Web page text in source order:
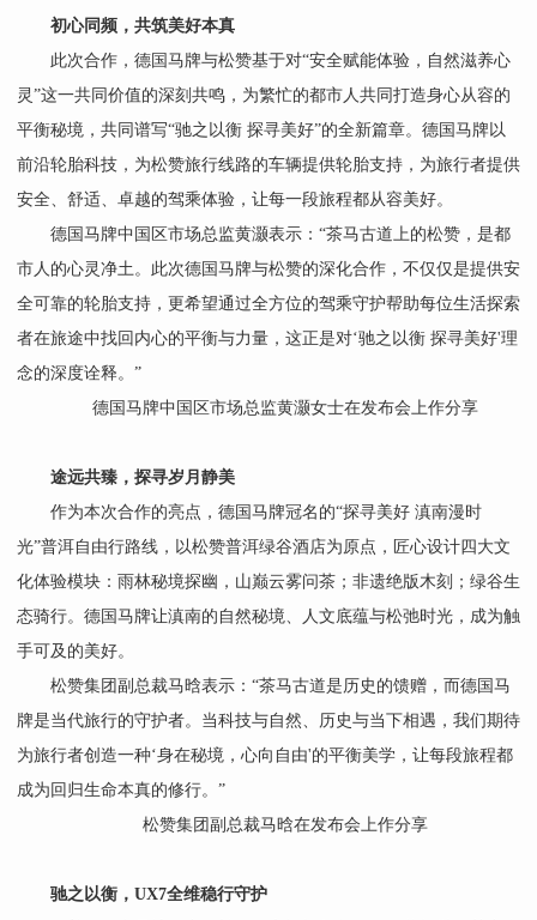
初心同频，共筑美好本真
此次合作，德国马牌与松赞基于对“安全赋能体验，自然滋养心
灵”这一共同价值的深刻共鸣，为繁忙的都市人共同打造身心从容的
平衡秘境，共同谱写“驰之以衡 探寻美好”的全新篇章。德国马牌以
前沿轮胎科技，为松赞旅行线路的车辆提供轮胎支持，为旅行者提供
安全、舒适、卓越的驾乘体验，让每一段旅程都从容美好。
德国马牌中国区市场总监黄灏表示：“茶马古道上的松赞，是都
市人的心灵净土。此次德国马牌与松赞的深化合作，不仅仅是提供安
全可靠的轮胎支持，更希望通过全方位的驾乘守护帮助每位生活探索
者在旅途中找回内心的平衡与力量，这正是对‘驰之以衡 探寻美好'理
念的深度诠释。”
德国马牌中国区市场总监黄灏女士在发布会上作分享
途远共臻，探寻岁月静美
作为本次合作的亮点，德国马牌冠名的“探寻美好 滇南漫时
光”普洱自由行路线，以松赞普洱绿谷酒店为原点，匠心设计四大文
化体验模块：雨林秘境探幽，山巅云雾问茶；非遗绝版木刻；绿谷生
态骑行。德国马牌让滇南的自然秘境、人文底蕴与松弛时光，成为触
手可及的美好。
松赞集团副总裁马晗表示：“茶马古道是历史的馈赠，而德国马
牌是当代旅行的守护者。当科技与自然、历史与当下相遇，我们期待
为旅行者创造一种‘身在秘境，心向自由'的平衡美学，让每段旅程都
成为回归生命本真的修行。”
松赞集团副总裁马晗在发布会上作分享
驰之以衡，UX7全维稳行守护